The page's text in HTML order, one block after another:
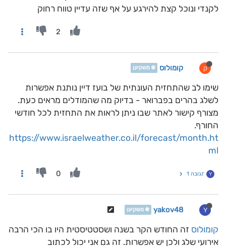
לקנדי ונוכל קצת להירגע על אף שזה עדיין טווח רחוק
2
ק קומולוס ❄️ משקיען
שימו לב שהתחזית העונתית של בועז דיין נותנת אפשרות
לשלג בהרים בפברואר - בדיוק מה שהמודלים מראים כעת.
מצורף קישור לאתר שבו ניתן לראות את התחזית לכל חודשי
החורף.
https://www.israelweather.co.il/forecast/month.ht
ml
Y תגובה 1 0
Y
yakov48 ❄️ משקיען
קומולוס זה החודש הקר בשנה ושסטטיסטית היו בו הכי הרבה
אירועי שלג ולכן יש אפשרות. זה גם אני יכול לכתוב